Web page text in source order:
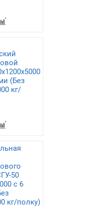
(Без
кг/
50
с 6
кг/полку)